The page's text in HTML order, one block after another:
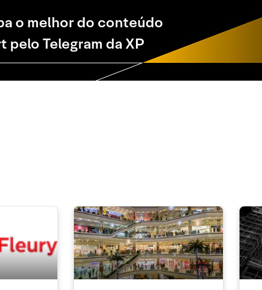
o melhor do conteúdo
pelo Telegram da XP